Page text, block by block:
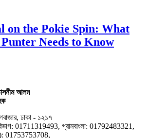
on the Pokie Spin: What
Needs to Know
আলম
ঢাকা - ১২১৭
01711319493, গ্রামবাংলা: 01792483321,
01753753708,